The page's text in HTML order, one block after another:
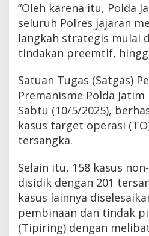
“Oleh karena itu, Polda
seluruh Polres jajaran
langkah strategis mulai
tindakan preemtif,
Satuan Tugas (Satgas)
Premanisme Polda
Sabtu (10/5/2025),
kasus target operasi
tersangka.
Selain itu, 158 kasus
disidik dengan 201
kasus lainnya
pembinaan dan tindak
(Tipiring) dengan